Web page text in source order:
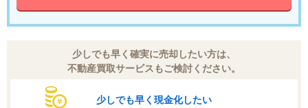
少しでも早く確実に売却したい方は、
不動産買取サービスもご検討ください。
少しでも早く現金化したい